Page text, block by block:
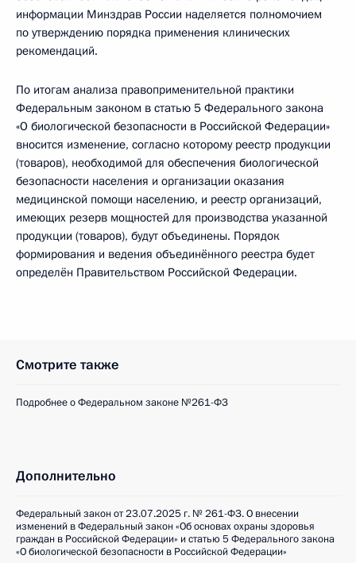
информации Минздрав России наделяется полномочием
по утверждению порядка применения клинических
рекомендаций.
По итогам анализа правоприменительной практики
Федеральным законом в статью 5 Федерального закона
«О биологической безопасности в Российской Федерации»
вносится изменение, согласно которому реестр продукции
(товаров), необходимой для обеспечения биологической
безопасности населения и организации оказания
медицинской помощи населению, и реестр организаций,
имеющих резерв мощностей для производства указанной
продукции (товаров), будут объединены. Порядок
формирования и ведения объединённого реестра будет
определён Правительством Российской Федерации.
Смотрите также
Подробнее о Федеральном законе №261-ФЗ
Дополнительно
Федеральный закон от 23.07.2025 г. № 261-ФЗ. О внесении
изменений в Федеральный закон «Об основах охраны здоровья
граждан в Российской Федерации» и статью 5 Федерального закона
«О биологической безопасности в Российской Федерации»